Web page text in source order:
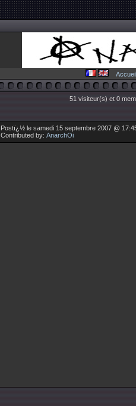
Accueil
51 visiteur(s) et 0
Postï¿½ le samedi 15 septembre 2007 @
Contributed by: AnarchOi